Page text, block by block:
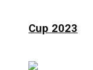
Cup 2023